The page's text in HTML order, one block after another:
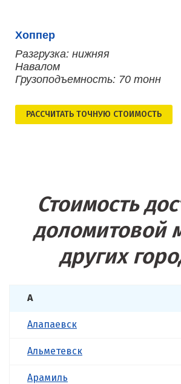
Хоппер
Разгрузка: нижняя
Навалом
Грузоподъемность: 70 тонн
РАСCЧИТАТЬ ТОЧНУЮ СТОИМОСТЬ
Стоимость
доломитовой
других
А
Алапаевск
Альметевск
Арамиль